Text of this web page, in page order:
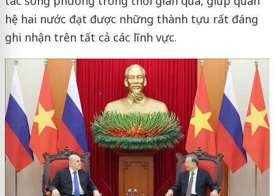
hệ hai nước đạt được những thành tựu rất đáng
ghi nhận trên tất cả các lĩnh vực.